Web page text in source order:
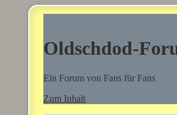
Oldschdod-
Ein Forum von Fans für Fans
Zum Inhalt